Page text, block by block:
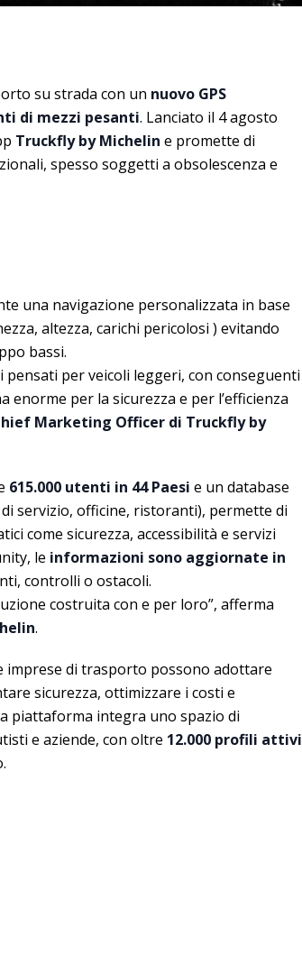
su strada con un nuovo GPS
di mezzi pesanti. Lanciato il 4 agosto
Truckfly by Michelin e promette di
spesso soggetti a obsolescenza e
una navigazione personalizzata in base
altezza, carichi pericolosi ) evitando
bassi.
pensati per veicoli leggeri, con conseguenti
per la sicurezza e per l’efficienza
Marketing Officer di Truckfly by
615.000 utenti in 44 Paesi e un database
servizio, officine, ristoranti), permette di
come sicurezza, accessibilità e servizi
le informazioni sono aggiornate in
controlli o ostacoli.
costruita con e per loro”, afferma
.
imprese di trasporto possono adottare
sicurezza, ottimizzare i costi e
piattaforma integra uno spazio di
e aziende, con oltre 12.000 profili attivi